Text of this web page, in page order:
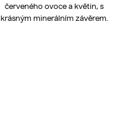
červeného ovoce a květin, s
krásným minerálním závěrem.